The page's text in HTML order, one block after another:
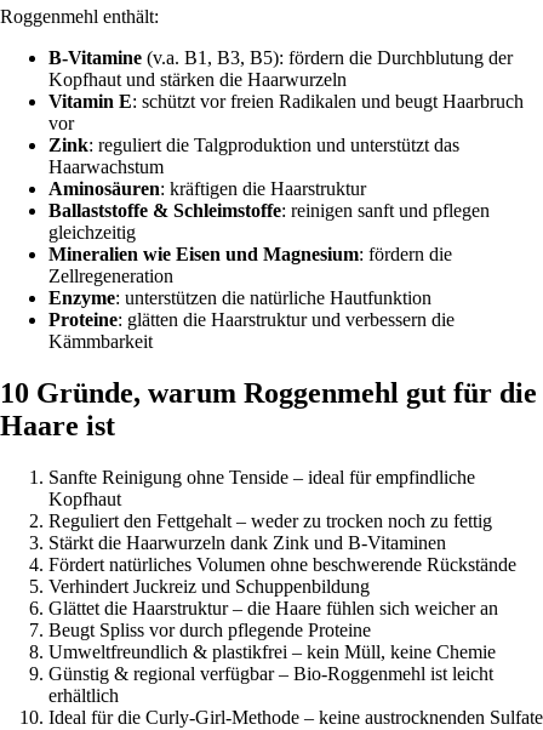
Roggenmehl enthält:
B-Vitamine (v.a. B1, B3, B5): fördern die Durchblutung der
Kopfhaut und stärken die Haarwurzeln
Vitamin E: schützt vor freien Radikalen und beugt Haarbruch
vor
Zink: reguliert die Talgproduktion und unterstützt das
Haarwachstum
Aminosäuren: kräftigen die Haarstruktur
Ballaststoffe & Schleimstoffe: reinigen sanft und pflegen
gleichzeitig
Mineralien wie Eisen und Magnesium: fördern die
Zellregeneration
Enzyme: unterstützen die natürliche Hautfunktion
Proteine: glätten die Haarstruktur und verbessern die
Kämmbarkeit
10 Gründe, warum Roggenmehl gut für die
Haare ist
Sanfte Reinigung ohne Tenside – ideal für empfindliche
Kopfhaut
Reguliert den Fettgehalt – weder zu trocken noch zu fettig
Stärkt die Haarwurzeln dank Zink und B-Vitaminen
Fördert natürliches Volumen ohne beschwerende Rückstände
Verhindert Juckreiz und Schuppenbildung
Glättet die Haarstruktur – die Haare fühlen sich weicher an
Beugt Spliss vor durch pflegende Proteine
Umweltfreundlich & plastikfrei – kein Müll, keine Chemie
Günstig & regional verfügbar – Bio-Roggenmehl ist leicht
erhältlich
Ideal für die Curly-Girl-Methode – keine austrocknenden Sulfate